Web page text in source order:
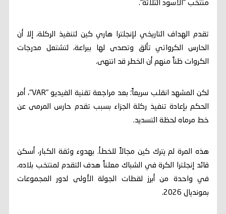
منتخب "الأسود الثلاثة".
تقدم الهداف التاريخي لإنجلترا هاري كين لتنفيذ الركلة، إلا أن
الحارس الكرواتي تألق وتصدى لها ببراعة، لتشتعل مدرجات
الكروات ظناً منهم أن الخطر قد انتهى.
لكن المشهد انقلب سريعاً؛ بعد مراجعة تقنية الفيديو "VAR"، أمر
الحكم بإعادة تنفيذ ركلة الجزاء بسبب تقدم حارس المرمى عن
خط مرماه لحظة التسديد.
هذه المرة لم يترك كين مجالاً للخطأ. بهدوء وثقة الكبار، أسكن
قائد إنجلترا الكرة في الشباك معلناً هدف التقدم لمنتخب بلاده،
في واحدة من أبرز لقطات الجولة الأولى لدور المجموعات
بمونديال 2026.